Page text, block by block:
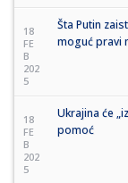
18
FE
B
202
5
Šta Putin
moguć pravi
18
FE
B
202
5
Ukrajina će
pomoć